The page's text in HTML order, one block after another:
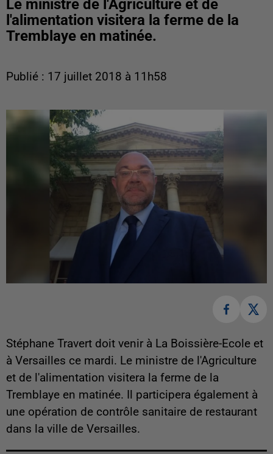
Le ministre de l'Agriculture et de
l'alimentation visitera la ferme de la
Tremblaye en matinée.
Publié : 17 juillet 2018 à 11h58
Stéphane Travert doit venir à La Boissière-Ecole et
à Versailles ce mardi. Le ministre de l'Agriculture
et de l'alimentation visitera la ferme de la
Tremblaye en matinée. Il participera également à
une opération de contrôle sanitaire de restaurant
dans la ville de Versailles.